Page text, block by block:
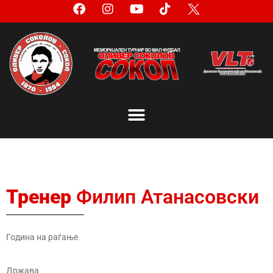
Тренер Филип Атанасовски
Година на раѓање
Држава